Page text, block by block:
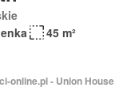
45 m²
online.pl - Union House